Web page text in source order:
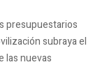
presupuestarios
subraya el
las nuevas